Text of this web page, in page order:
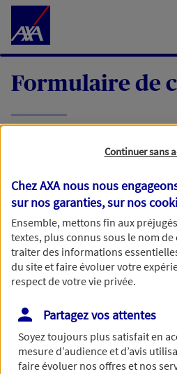
Accéder au Contenu
Formulaire de
demande, nous vous
meilleurs délais par mail
Votre message :
Vous disposez de droits sur les
plus d’informations,cliquez ici.
Continuer sans
Chez AXA nous nous
sur nos garanties, sur nos
Ensemble, mettons fin aux
textes, plus connus sous le nom de
traiter des informations
du site et faire évoluer votre
respect de votre vie privée.
Partagez vos attentes
Soyez toujours plus satisfait en
mesure d’audience et d’avis
faire évoluer nos offres et nos